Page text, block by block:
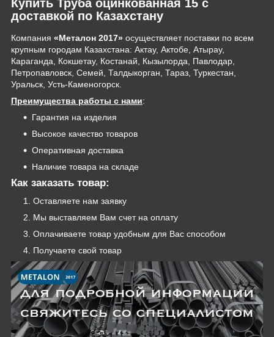
Купить Труба оцинкованная 15 с
доставкой по Казахстану
Компания «Металон 2017» осуществляет поставки по всем
крупным городам Казахстана: Актау, Актобе, Атырау,
Караганда, Кокшетау, Костанай, Кызылорда, Павлодар,
Петропавловск, Семей, Талдыкорган, Тараз, Туркестан,
Уральск, Усть-Каменогорск.
Преимущества работы с нами:
Гарантия на изделия
Высокое качество товаров
Оперативная доставка
Наличие товара на складе
Как заказать товар:
Оставляете нам заявку
Мы выставляем Вам счет на оплату
Оплачиваете товар удобным для Вас способом
Получаете свой товар